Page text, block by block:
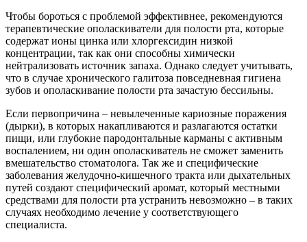
Чтобы бороться с проблемой эффективнее, рекомендуются
терапевтические ополаскиватели для полости рта, которые
содержат ионы цинка или хлоргексидин низкой
концентрации, так как они способны химически
нейтрализовать источник запаха. Однако следует учитывать,
что в случае хронического галитоза повседневная гигиена
зубов и ополаскивание полости рта зачастую бессильны.
Если первопричина – невылеченные кариозные поражения
(дырки), в которых накапливаются и разлагаются остатки
пищи, или глубокие пародонтальные карманы с активным
воспалением, ни один ополаскиватель не сможет заменить
вмешательство стоматолога. Так же и специфические
заболевания желудочно-кишечного тракта или дыхательных
путей создают специфический аромат, который местными
средствами для полости рта устранить невозможно – в таких
случаях необходимо лечение у соответствующего
специалиста.